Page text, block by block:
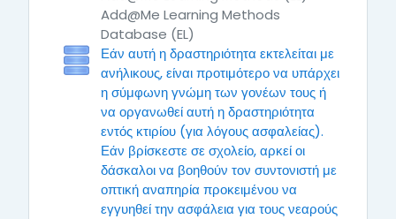
Add@Me Learning Methods
Database (EL)
Εάν αυτή η δραστηριότητα εκτελείται με
ανήλικους, είναι προτιμότερο να υπάρχει
η σύμφωνη γνώμη των γονέων τους ή
να οργανωθεί αυτή η δραστηριότητα
εντός κτιρίου (για λόγους ασφαλείας).
Εάν βρίσκεστε σε σχολείο, αρκεί οι
δάσκαλοι να βοηθούν τον συντονιστή με
οπτική αναπηρία προκειμένου να
εγγυηθεί την ασφάλεια για τους νεαρούς